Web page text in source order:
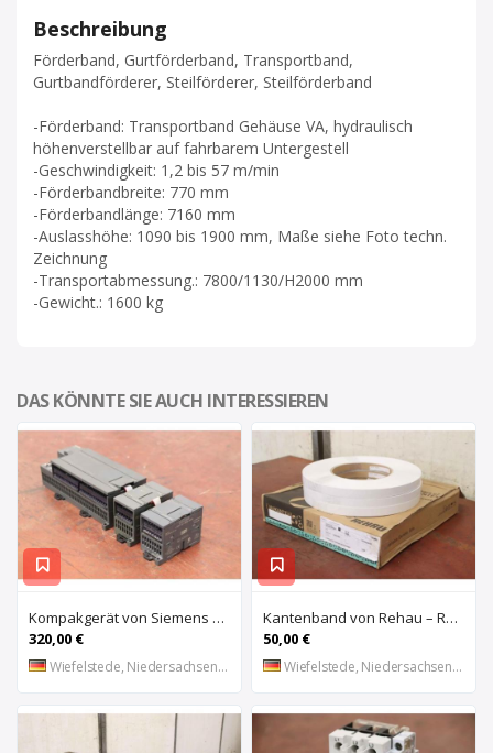
Beschreibung
Förderband, Gurtförderband, Transportband,
Gurtbandförderer, Steilförderer, Steilförderband
-Förderband: Transportband Gehäuse VA, hydraulisch
höhenverstellbar auf fahrbarem Untergestell
-Geschwindigkeit: 1,2 bis 57 m/min
-Förderbandbreite: 770 mm
-Förderbandlänge: 7160 mm
-Auslasshöhe: 1090 bis 1900 mm, Maße siehe Foto techn.
Zeichnung
-Transportabmessung.: 7800/1130/H2000 mm
-Gewicht.: 1600 kg
DAS KÖNNTE SIE AUCH INTERESSIEREN
Kompakgerät von Siemens – 6ES7 216-2AD22-OXBO 6ES 221-1BF22-OXAO
320,00 €
Wiefelstede, Niedersachsen, DE
Kantenband von Rehau – Raukantex FP 28/1 97556
50,00 €
Wiefelstede, Niedersachsen, DE